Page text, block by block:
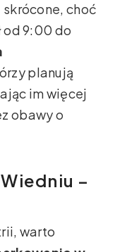
choć
od 9:00 do
planują
im więcej
obawy o
–
warto